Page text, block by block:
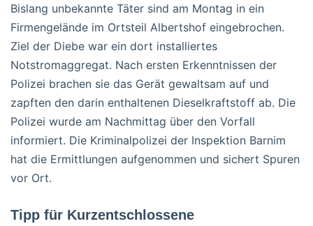
Bislang unbekannte Täter sind am Montag in ein
Firmengelände im Ortsteil Albertshof eingebrochen.
Ziel der Diebe war ein dort installiertes
Notstromaggregat. Nach ersten Erkenntnissen der
Polizei brachen sie das Gerät gewaltsam auf und
zapften den darin enthaltenen Dieselkraftstoff ab. Die
Polizei wurde am Nachmittag über den Vorfall
informiert. Die Kriminalpolizei der Inspektion Barnim
hat die Ermittlungen aufgenommen und sichert Spuren
vor Ort.
Tipp für Kurzentschlossene